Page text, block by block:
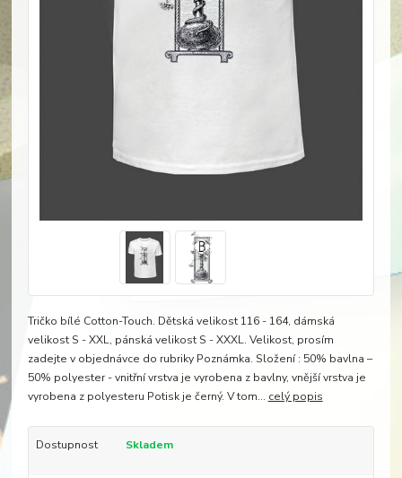
Tričko bílé Cotton-Touch. Dětská velikost 116 - 164, dámská
velikost S - XXL, pánská velikost S - XXXL. Velikost, prosím
zadejte v objednávce do rubriky Poznámka. Složení : 50% bavlna –
50% polyester - vnitřní vrstva je vyrobena z bavlny, vnější vrstva je
vyrobena z polyesteru Potisk je černý. V tom... celý popis
Dostupnost Skladem